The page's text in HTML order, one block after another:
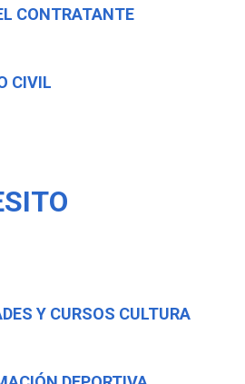
CONTRATANTE
CIVIL
Y CURSOS CULTURA